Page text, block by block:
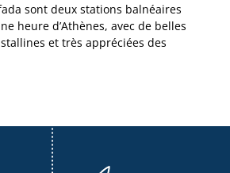
sont deux stations balnéaires
heure d’Athènes, avec de belles
et très appréciées des